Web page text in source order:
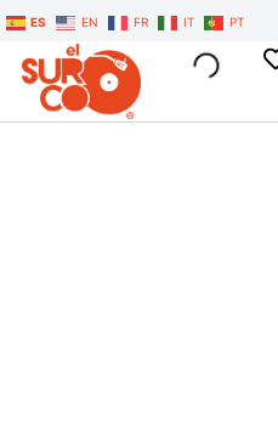
ES EN FR IT PT